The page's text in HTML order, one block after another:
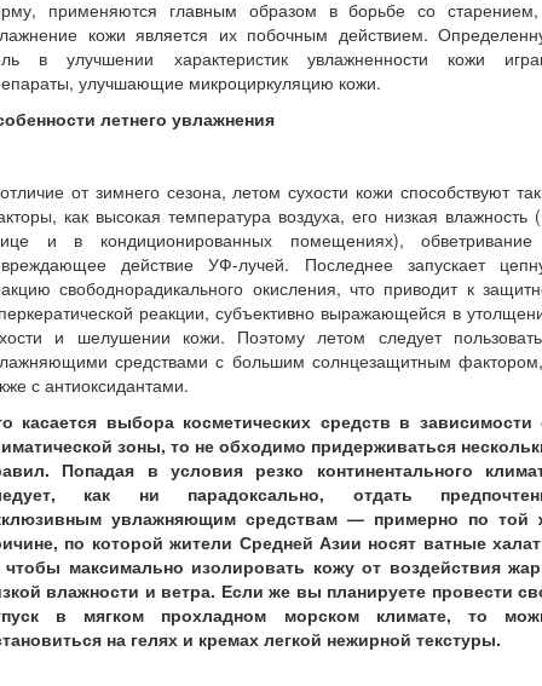
применяются главным образом в борьбе со
кожи является их побочным действием.
в улучшении характеристик увлажненности кожи
улучшающие микроциркуляцию кожи.
летнего увлажнения
от зимнего сезона, летом сухости кожи способствуют
как высокая температура воздуха, его низкая влажность
и в кондиционированных помещениях),
действие УФ-лучей. Последнее запускает
свободнорадикального окисления, что приводит к
реакции, субъективно выражающейся в
и шелушении кожи. Поэтому летом следует
средствами с большим солнцезащитным
с антиоксидантами.
касается выбора косметических средств в зависимости
зоны, то не обходимо придерживаться
Попадая в условия резко континентального
как ни парадоксально, отдать
увлажняющим средствам — примерно по той
по которой жители Средней Азии носят ватные
максимально изолировать кожу от воздействия
влажности и ветра. Если же вы планируете провести
в мягком прохладном морском климате, то
на гелях и кремах легкой нежирной текстуры.